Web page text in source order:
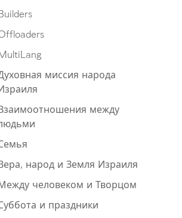
миссия народа
Израиля
Взаимоотношения между
Вера, народ и Земля Израиля
Между человеком и Творцом
и праздники